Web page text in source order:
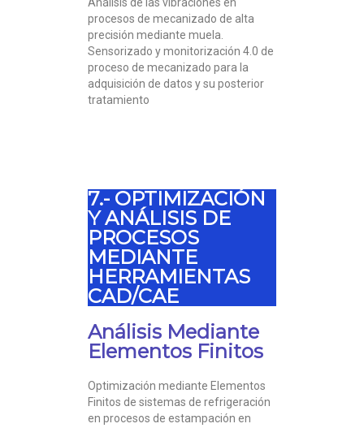
procesos de mecanizado de alta
precisión mediante muela.
Sensorizado y monitorización 4.0 de
proceso de mecanizado para la
adquisición de datos y su posterior
tratamiento
7.- OPTIMIZACIÓN
Y ANÁLISIS DE
PROCESOS
MEDIANTE
HERRAMIENTAS
CAD/CAE
Análisis Mediante
Elementos Finitos
Optimización mediante Elementos
Finitos de sistemas de refrigeración
en procesos de estampación en